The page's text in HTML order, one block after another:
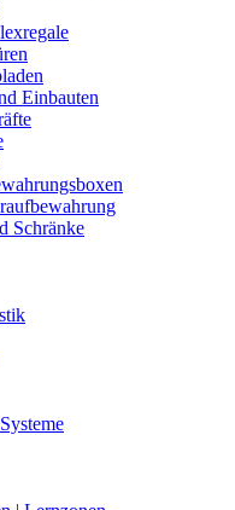
Einbauten
Schränke